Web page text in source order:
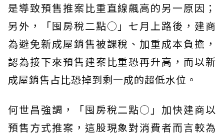
是導致預售推案比重直線飆高的另一原因；
另外，「囤房稅二點○」七月上路後，建商
為避免新成屋銷售被課稅、加重成本負擔，
認為接下來預售建案比重恐再升高，而以新
成屋銷售占比恐掉到剩一成的超低水位。
何世昌強調，「囤房稅二點○」加快建商以
預售方式推案，這股現象對消費者而言較為